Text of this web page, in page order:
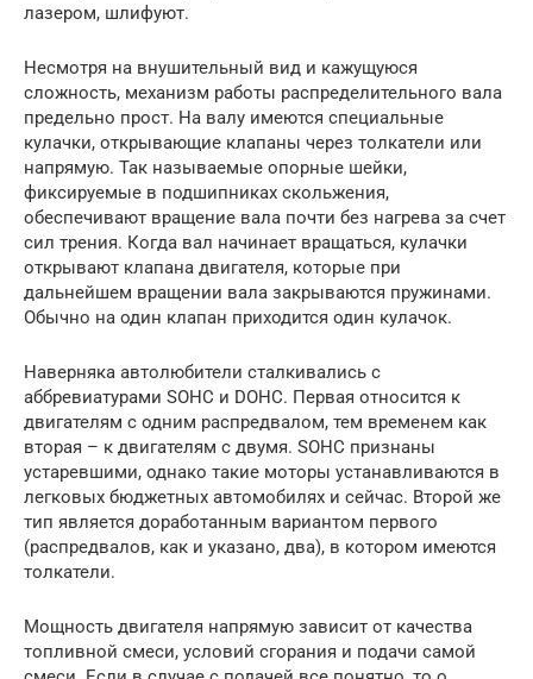
лазером, шлифуют.
Несмотря на внушительный вид и кажущуюся
сложность, механизм работы распределительного вала
предельно прост. На валу имеются специальные
кулачки, открывающие клапаны через толкатели или
напрямую. Так называемые опорные шейки,
фиксируемые в подшипниках скольжения,
обеспечивают вращение вала почти без нагрева за счет
сил трения. Когда вал начинает вращаться, кулачки
открывают клапана двигателя, которые при
дальнейшем вращении вала закрываются пружинами.
Обычно на один клапан приходится один кулачок.
Наверняка автолюбители сталкивались с
аббревиатурами SOHC и DOHC. Первая относится к
двигателям с одним распредвалом, тем временем как
вторая – к двигателям с двумя. SOHC признаны
устаревшими, однако такие моторы устанавливаются в
легковых бюджетных автомобилях и сейчас. Второй же
тип является доработанным вариантом первого
(распредвалов, как и указано, два), в котором имеются
толкатели.
Мощность двигателя напрямую зависит от качества
топливной смеси, условий сгорания и подачи самой